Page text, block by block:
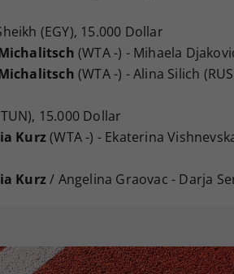
(EGY), 15.000 Dollar
(WTA -) - Mihaela
(WTA -) - Alina Silich
15.000 Dollar
Kurz(WTA -) - Ekaterina
Kurz/ Angelina Graovac - Darja